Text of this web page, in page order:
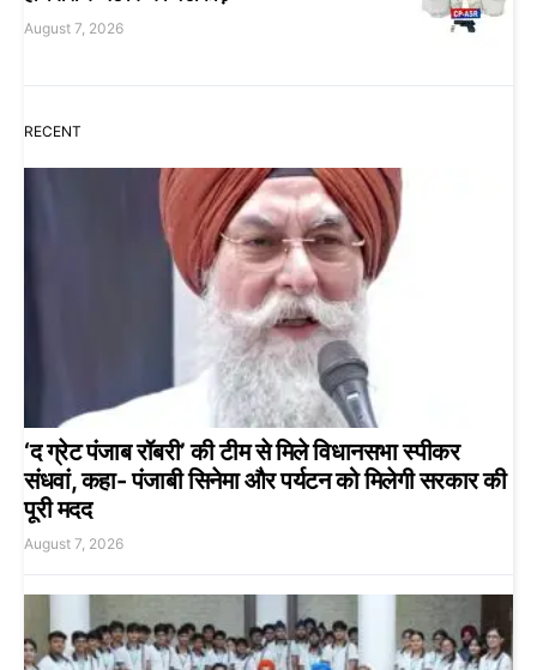
August 7, 2026
RECENT
‘द ग्रेट पंजाब रॉबरी’ की टीम से मिले विधानसभा स्पीकर
संधवां, कहा- पंजाबी सिनेमा और पर्यटन को मिलेगी सरकार की
पूरी मदद
August 7, 2026